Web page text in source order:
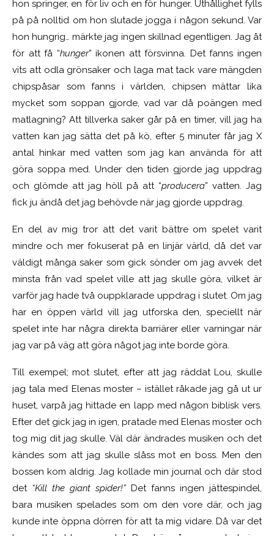
hon springer, en för liv och en för hunger. Uthållighet fylls
på på nolltid om hon slutade jogga i någon sekund. Var
hon hungrig… märkte jag ingen skillnad egentligen. Jag åt
för att få “hunger” ikonen att försvinna. Det fanns ingen
vits att odla grönsaker och laga mat tack vare mängden
chipspåsar som fanns i världen, chipsen mättar lika
mycket som soppan gjorde, vad var då poängen med
matlagning? Att tillverka saker går på en timer, vill jag ha
vatten kan jag sätta det på kö, efter 5 minuter får jag X
antal hinkar med vatten som jag kan använda för att
göra soppa med. Under den tiden gjorde jag uppdrag
och glömde att jag höll på att “producera” vatten. Jag
fick ju ändå det jag behövde när jag gjorde uppdrag.
En del av mig tror att det varit bättre om spelet varit
mindre och mer fokuserat på en linjär värld, då det var
väldigt många saker som gick sönder om jag avvek det
minsta från vad spelet ville att jag skulle göra, vilket är
varför jag hade två ouppklarade uppdrag i slutet. Om jag
har en öppen värld vill jag utforska den, speciellt när
spelet inte har några direkta barriärer eller varningar när
jag var på väg att göra något jag inte borde göra.
Till exempel; mot slutet, efter att jag räddat Lou, skulle
jag tala med Elenas moster – istället råkade jag gå ut ur
huset, varpå jag hittade en lapp med någon biblisk vers.
Efter det gick jag in igen, pratade med Elenas moster och
tog mig dit jag skulle. Väl där ändrades musiken och det
kändes som att jag skulle slåss mot en boss. Men den
bossen kom aldrig. Jag kollade min journal och där stod
det “Kill the giant spider!” Det fanns ingen jättespindel,
bara musiken spelades som om den vore där, och jag
kunde inte öppna dörren för att ta mig vidare. Då var det